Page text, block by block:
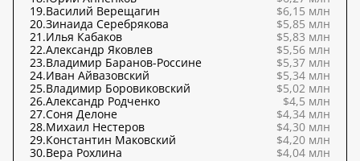
19.Василий Верещагин
$6,15 млн
20.Зинаида Серебрякова
$5,85 млн
21.Илья Кабаков
$5,83 млн
22.Александр Яковлев
$5,56 млн
23.Владимир Баранов-Россине
$5,37 млн
24.Иван Айвазовский
$5,34 млн
25.Владимир Боровиковский
$5,02 млн
26.Александр Родченко
$4,5 млн
27.Соня Делоне
$4,34 млн
28.Михаил Нестеров
$4,30 млн
29.Константин Маковский
$4,20 млн
30.Вера Рохлина $4,04 млн